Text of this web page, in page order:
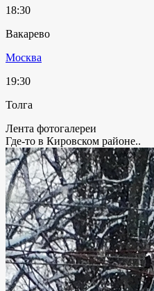
18:30
Вакарево
Москва
19:30
Толга
Лента фотогалереи
Где-то в Кировском районе..